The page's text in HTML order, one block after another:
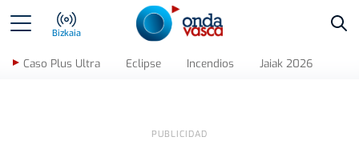
Bizkaia
Caso Plus Ultra Eclipse Incendios Jaiak 2026